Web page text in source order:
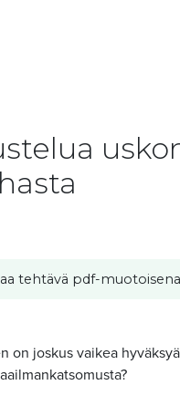
tehtävä pdf-
on joskus vaikea